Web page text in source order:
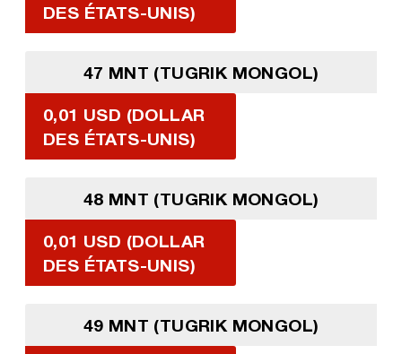
DES ÉTATS-UNIS)
47 MNT (TUGRIK MONGOL)
0,01 USD (DOLLAR
DES ÉTATS-UNIS)
48 MNT (TUGRIK MONGOL)
0,01 USD (DOLLAR
DES ÉTATS-UNIS)
49 MNT (TUGRIK MONGOL)